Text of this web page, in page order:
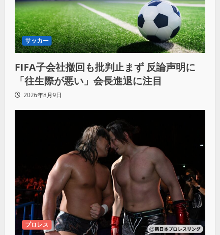
サッカー
FIFA子会社撤回も批判止まず 反論声明に
「往生際が悪い」会長進退に注目
2026年8月9日
プロレス